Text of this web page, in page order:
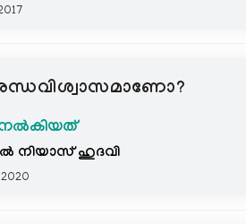
നൽകിയത്
ഹുദവി
2020